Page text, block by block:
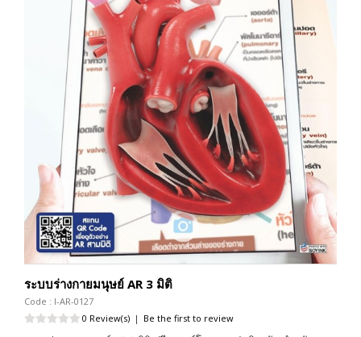
ระบบร่างกายมนุษย์ AR 3 มิติ
Code : I-AR-0127
0 Review(s) | Be the first to review